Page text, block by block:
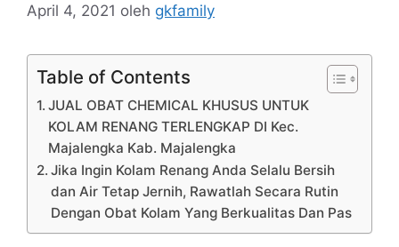
April 4, 2021 oleh gkfamily
Table of Contents
JUAL OBAT CHEMICAL KHUSUS UNTUK
KOLAM RENANG TERLENGKAP DI Kec.
Majalengka Kab. Majalengka
Jika Ingin Kolam Renang Anda Selalu Bersih
dan Air Tetap Jernih, Rawatlah Secara Rutin
Dengan Obat Kolam Yang Berkualitas Dan Pas